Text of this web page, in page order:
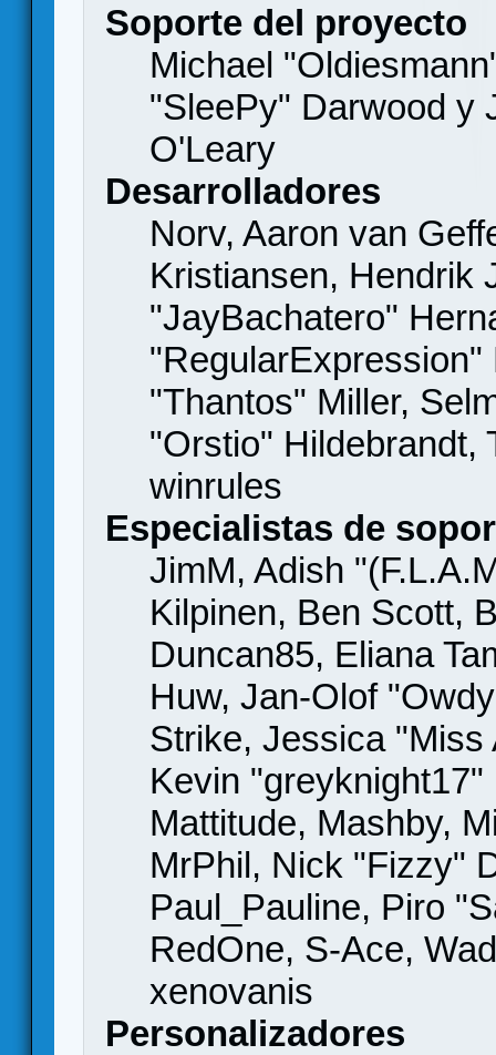
Soporte del proyecto
Michael
"SleePy" Darwood y
O'Leary
Desarrolladores
Norv, Aaron van
Kristiansen, Hendrik
"JayBachatero"
"Thantos" Miller,
"Orstio" Hildebrandt,
winrules
Especialistas de
JimM, Adish
Kilpinen, Ben Scott,
Duncan85, Eliana
Huw, Jan-Olof
Strike, Jessica
Kevin
Mattitude, Mashby,
MrPhil, Nick "Fizzy"
Paul_Pauline, Piro
RedOne, S-Ace,
xenovanis
Personalizadores